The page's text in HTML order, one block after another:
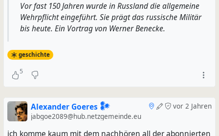
Vor fast 150 Jahren wurde in Russland die allgemeine
Wehrpflicht eingeführt. Sie prägt das russische Militär
bis heute. Ein Vortrag von Werner Benecke.
geschichte
5
vor 2 Jahren
Alexander Goeres 𒀯
jabgoe2089@hub.netzgemeinde.eu
ich komme kaum mit dem nachhören all der abonnierten